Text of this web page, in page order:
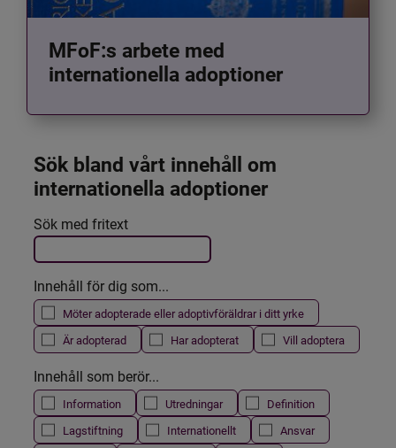
MFoF:s arbete med
internationella adoptioner
Sök bland vårt innehåll om
internationella adoptioner
Filtrera resultatet
Det här formuläret postas automatiskt
Sök med fritext
Innehåll för dig som...
Möter adopterade eller adoptivföräldrar i ditt yrke
Är adopterad
Har adopterat Vill adoptera
Innehåll som berör...
Information Utredningar
Definition
Lagstiftning
Internationellt
Ansvar